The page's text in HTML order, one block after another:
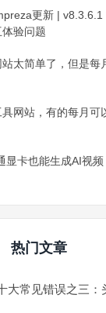
更新 | v8.3.6.1
验问题
太简单了，但是每
网站，有的每月可
显卡也能生成AI视
热门文章
大常见错误之三：